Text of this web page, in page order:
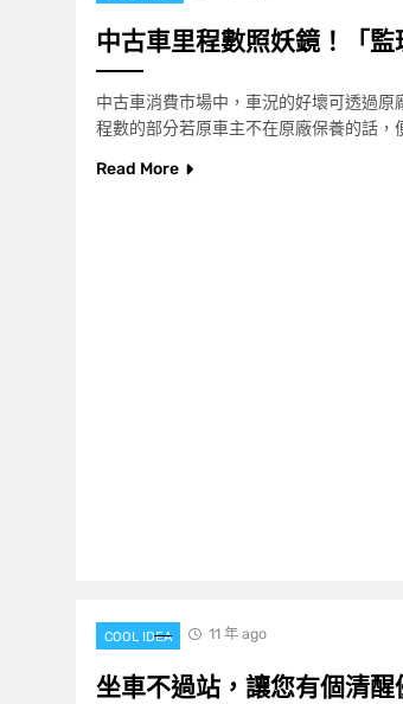
中古車里程數照妖鏡！「
中古車消費市場中，車況的好壞可透過
程數的部分若原車主不在原廠保養的話，
Read More
COOL IDEA 11 年 ago
坐車不過站，讓您有個清